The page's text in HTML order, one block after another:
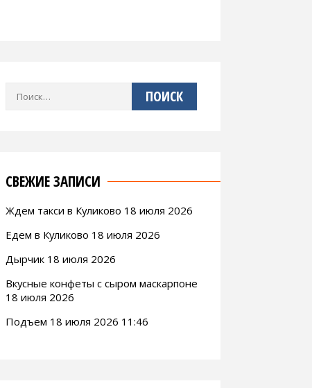
СВЕЖИЕ ЗАПИСИ
Ждем такси в Куликово 18 июля 2026
Едем в Куликово 18 июля 2026
Дырчик 18 июля 2026
Вкусные конфеты с сыром маскарпоне
18 июля 2026
Подъем 18 июля 2026 11:46